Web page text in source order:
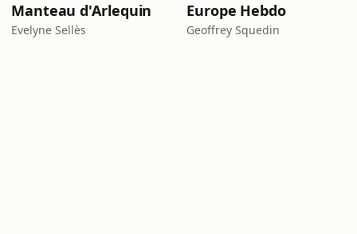
Manteau d'Arlequin
Evelyne Sellès
Europe Hebdo
Geoffrey Squedin